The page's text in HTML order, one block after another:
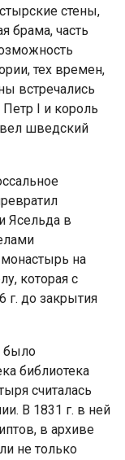
стены,
брама, часть
тех времен,
встречались
I и король
шведский
Ясельда в
на
которая с
г. до закрытия
было
библиотека
считалась
В 1831 г. в ней
в архиве
не только